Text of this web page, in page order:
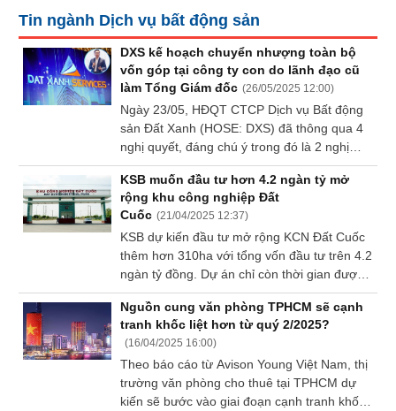
Tin ngành Dịch vụ bất động sản
DXS kế hoạch chuyển nhượng toàn bộ
vốn góp tại công ty con do lãnh đạo cũ
làm Tổng Giám đốc (26/05/2025 12:00)
Ngày 23/05, HĐQT CTCP Dịch vụ Bất động
sản Đất Xanh (HOSE: DXS) đã thông qua 4
nghị quyết, đáng chú ý trong đó là 2 nghị
quyết liên quan đến phương án chuyển
nhượng toàn bộ cổ phần tại 2 công ty con là
CTCP Dịch vụ Tài chính Bất động sản Tulip
và CTCP Đất Xanh Commercial (DXC).
KSB muốn đầu tư hơn 4.2 ngàn tỷ mở
rộng khu công nghiệp Đất
Cuốc (21/04/2025 12:37)
KSB dự kiến đầu tư mở rộng KCN Đất Cuốc
thêm hơn 310ha với tổng vốn đầu tư trên 4.2
ngàn tỷ đồng. Dự án chỉ còn thời gian được
phép hoạt động trong 31 năm. Ngày 17/04
vừa qua tại nhà xưởng đang sửa chữa trong
KCN vừa xảy ra vụ tai nạn lao động khiến 3
người tử vong.
Nguồn cung văn phòng TPHCM sẽ cạnh
tranh khốc liệt hơn từ quý 2/2025?
(16/04/2025 16:00)
Theo báo cáo từ Avison Young Việt Nam, thị
trường văn phòng cho thuê tại TPHCM dự
kiến sẽ bước vào giai đoạn cạnh tranh khốc
Bài
viết
của
tác
giả
(-)
cáo
phân
tích
(-)
(-)
Dịch